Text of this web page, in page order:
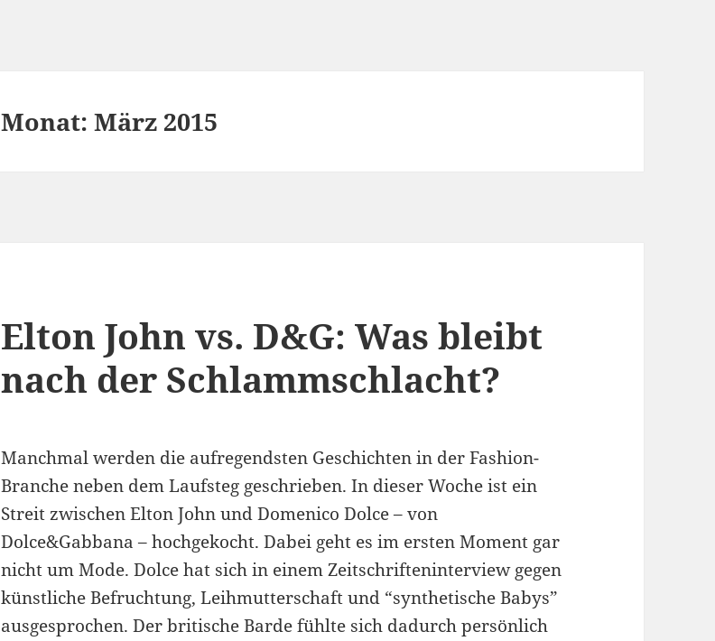
Monat:März 2015
Elton John vs. D&G: Was bleibt
nach der Schlammschlacht?
Manchmal werden die aufregendsten Geschichten in der Fashion-
Branche neben dem Laufsteg geschrieben. In dieser Woche ist ein
Streit zwischen Elton John und Domenico Dolce – von
Dolce&Gabbana – hochgekocht. Dabei geht es im ersten Moment gar
nicht um Mode. Dolce hat sich in einem Zeitschrifteninterview gegen
künstliche Befruchtung, Leihmutterschaft und “synthetische Babys”
ausgesprochen. Der britische Barde fühlte sich dadurch persönlich